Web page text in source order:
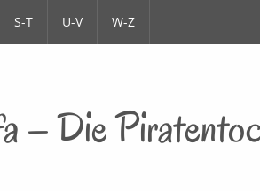
S-T U-V W-Z
– Die